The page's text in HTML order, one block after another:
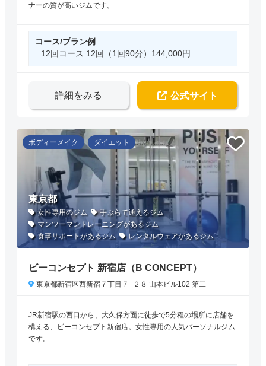
ナーの質が高いジムです。
コース/プラン例
12回コース 12回（1回90分）144,000円
詳細をみる 公式サイト
ボディーメイク ダイエット
東京都
女性専用のジム
手ぶらで通えるジム
マンツーマントレーニングがあるジム
食事サポートがあるジム
レンタルウェアがあるジム
ビーコンセプト 新宿店（B CONCEPT）
東京都新宿区西新宿７丁目７−２８ 山本ビル102 第二
JR新宿駅の西口から、大久保方面に徒歩で5分程の場所に店舗を
構える、ビーコンセプト新宿店。女性専用の人気パーソナルジム
です。